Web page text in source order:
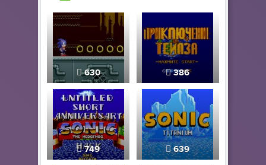
630 386
749 639